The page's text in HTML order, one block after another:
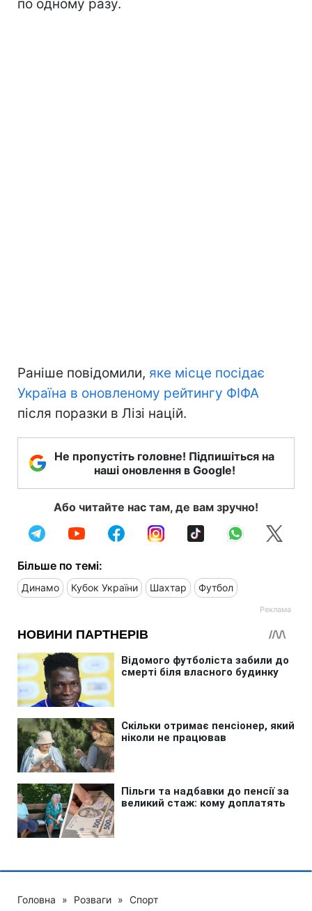
по одному разу.
Раніше повідомили, яке місце посідає
Україна в оновленому рейтингу ФІФА
після поразки в Лізі націй.
Не пропустіть головне! Підпишіться на
наші оновлення в Google!
Або читайте нас там, де вам зручно!
Більше по темі:
Динамо Кубок України Шахтар Футбол
Головна » Розваги » Спорт